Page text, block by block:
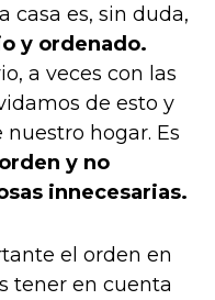
casa es, sin duda,
y ordenado.
a veces con las
de esto y
hogar. Es
y no
innecesarias.
el orden en
tener en cuenta